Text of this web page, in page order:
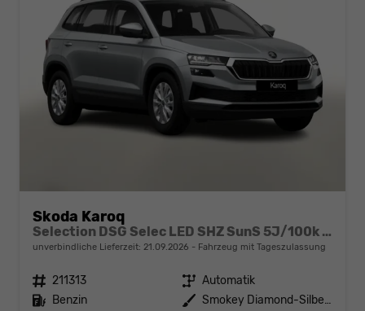
Skoda Karoq
Selection DSG Selec LED SHZ SunS 5J/100k Temp VirtC
unverbindliche Lieferzeit: 21.09.2026 Fahrzeug mit Tageszulassung
Fahrzeugnr. 211313 Getriebe Automatik
Kraftstoff Benzin Außenfarbe
Smokey Diamond-Silber Metallic